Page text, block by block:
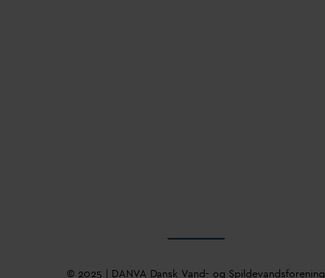
© 2025 | DANVA DanskVand- og Spildevandsforening